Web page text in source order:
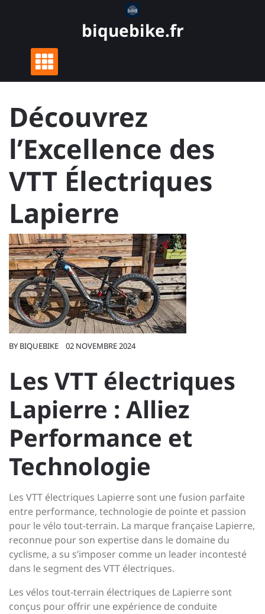
biquebike.fr
Découvrez
l’Excellence des
VTT Électriques
Lapierre
BY BIQUEBIKE 02 NOVEMBRE 2024
Les VTT électriques
Lapierre : Alliez
Performance et
Technologie
Les VTT électriques Lapierre sont une fusion parfaite
entre performance, technologie de pointe et passion
pour le vélo tout-terrain. La marque française Lapierre,
reconnue pour son expertise dans le domaine du
cyclisme, a su s’imposer comme un leader incontesté
dans le segment des VTT électriques.
Les vélos tout-terrain électriques de Lapierre sont
conçus pour offrir une expérience de conduite